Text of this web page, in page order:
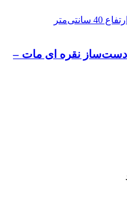
دست‌ساز نقره ای مات –